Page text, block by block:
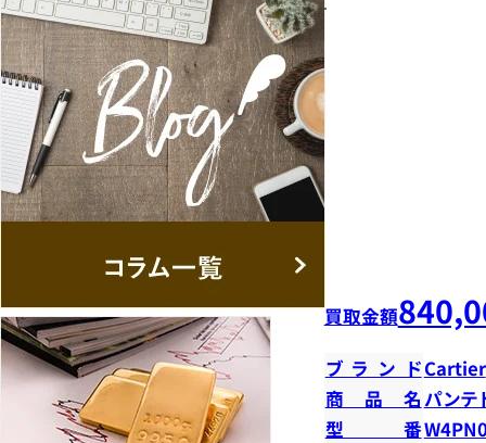
買取金額
ブランドCartier
商品名 パンテ
型番